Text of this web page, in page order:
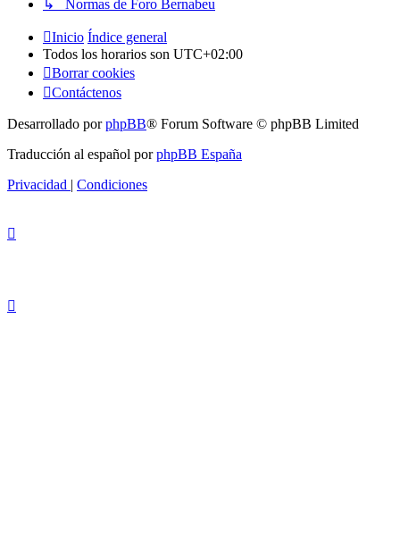
↳ Normas de Foro Bernabeu
Inicio Índice general
Todos los horarios son UTC+02:00
Borrar cookies
Contáctenos
Desarrollado porphpBB® Forum Software © phpBB Limited
Traducción al español porphpBB España
Privacidad | Condiciones